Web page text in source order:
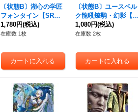
〔状態B〕湖心の学匠
フォンタイン【SR】
{DZ-BT14/SR34}《ス
トイケイア》
1,780円(税込)
在庫数 1枚
〔状態B〕ユースベル
ク龍吼燎騎・幻影【S
R】{DZ-BT14/SR01}
《ドラゴンエンパイ
1,080円(税込)
在庫数 2枚